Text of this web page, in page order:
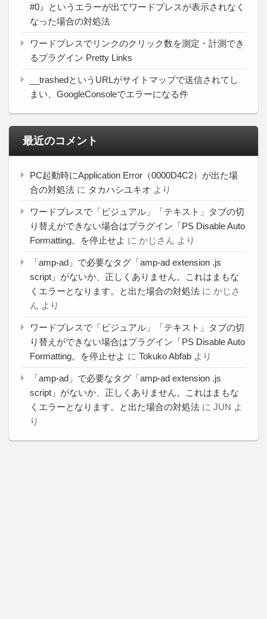
#0』というエラーが出てワードプレスが表示されなく
なった場合の対処法
ワードプレスでリンクのクリック数を測定・計測でき
るプラグイン Pretty Links
__trashedというURLがサイトマップで送信されてし
まい、GoogleConsoleでエラーになる件
最近のコメント
PC起動時にApplication Error（0000D4C2）が出た場
合の対処法 に タカハシユキオ より
ワードプレスで「ビジュアル」「テキスト」タブの切
り替えができない場合はプラグイン「PS Disable Auto
Formatting。を停止せよ に かじさん より
「amp-ad」で必要なタグ「amp-ad extension .js
script」がないか、正しくありません。これはまもな
くエラーとなります。と出た場合の対処法 に かじさ
ん より
ワードプレスで「ビジュアル」「テキスト」タブの切
り替えができない場合はプラグイン「PS Disable Auto
Formatting。を停止せよ に Tokuko Abfab より
「amp-ad」で必要なタグ「amp-ad extension .js
script」がないか、正しくありません。これはまもな
くエラーとなります。と出た場合の対処法 に JUN よ
り